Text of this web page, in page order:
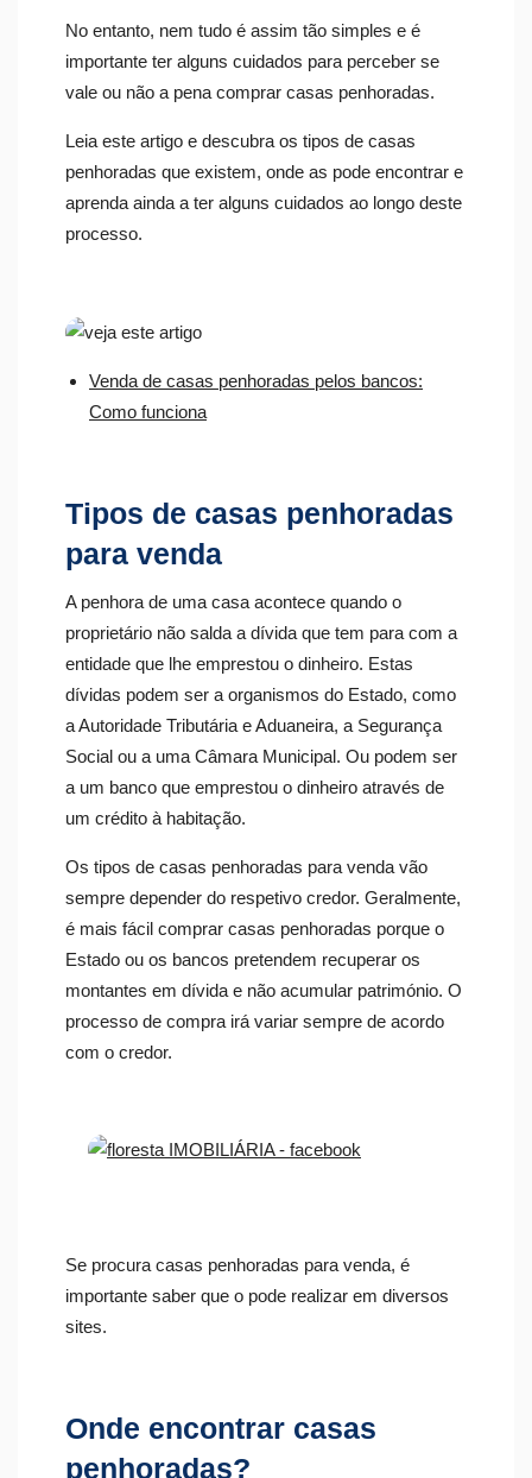
No entanto, nem tudo é assim tão simples e é
importante ter alguns cuidados para perceber se
vale ou não a pena comprar casas penhoradas.
Leia este artigo e descubra os tipos de casas
penhoradas que existem, onde as pode encontrar e
aprenda ainda a ter alguns cuidados ao longo deste
processo.
Venda de casas penhoradas pelos bancos:
Como funciona
Tipos de casas penhoradas
para venda
A penhora de uma casa acontece quando o
proprietário não salda a dívida que tem para com a
entidade que lhe emprestou o dinheiro. Estas
dívidas podem ser a organismos do Estado, como
a Autoridade Tributária e Aduaneira, a Segurança
Social ou a uma Câmara Municipal. Ou podem ser
a um banco que emprestou o dinheiro através de
um crédito à habitação.
Os tipos de casas penhoradas para venda vão
sempre depender do respetivo credor. Geralmente,
é mais fácil comprar casas penhoradas porque o
Estado ou os bancos pretendem recuperar os
montantes em dívida e não acumular património. O
processo de compra irá variar sempre de acordo
com o credor.
Se procura casas penhoradas para venda, é
importante saber que o pode realizar em diversos
sites.
Onde encontrar casas
penhoradas?